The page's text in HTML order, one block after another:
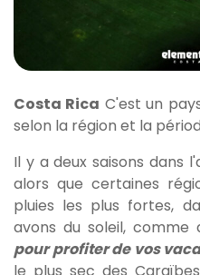
Costa Rica C'est un
selon la région et la
Il y a deux saisons dans
alors que certaines
pluies les plus fortes,
avons du soleil, comme
pour profiter de vos
le plus sec des